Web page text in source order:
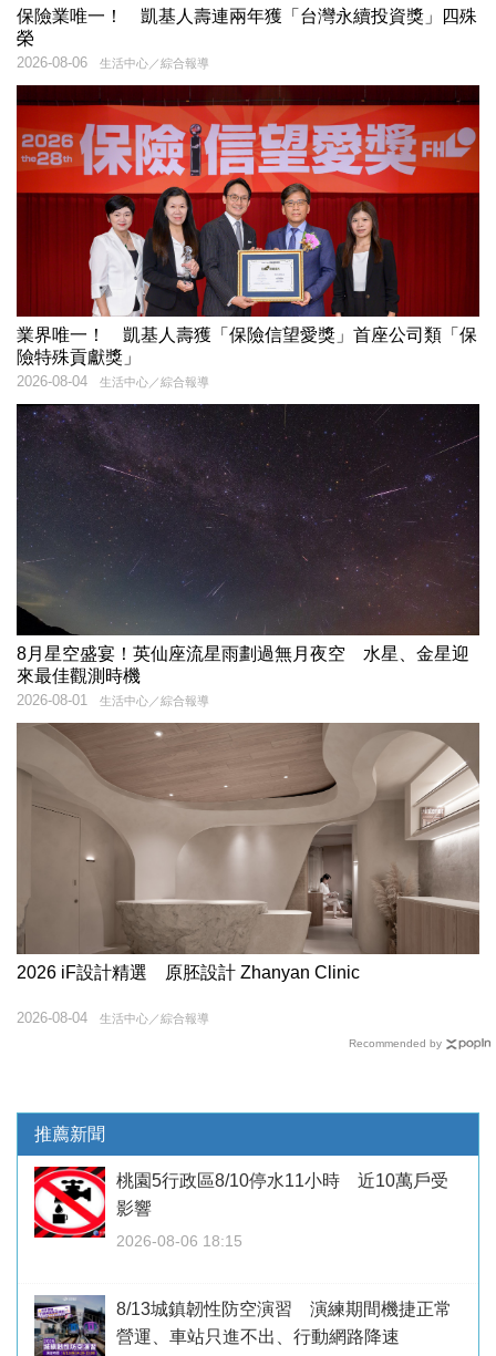
保險業唯一！ 凱基人壽連兩年獲「台灣永續投資獎」四殊
榮
生活中心／綜合報導
2026-08-06
業界唯一！ 凱基人壽獲「保險信望愛獎」首座公司類「保
險特殊貢獻獎」
生活中心／綜合報導
2026-08-04
8月星空盛宴！英仙座流星雨劃過無月夜空 水星、金星迎
來最佳觀測時機
生活中心／綜合報導
2026-08-01
2026 iF設計精選 原胚設計 Zhanyan Clinic
生活中心／綜合報導
2026-08-04
Recommended by
推薦新聞
桃園5行政區8/10停水11小時 近10萬戶受
影響
2026-08-06 18:15
8/13城鎮韌性防空演習 演練期間機捷正常
營運、車站只進不出、行動網路降速